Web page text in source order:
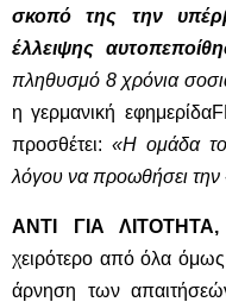
σκοπό της την
έλλειψης
πληθυσμό 8 χρόνια
η γερμανική
προσθέτει: «Η ομάδα
λόγου να προωθήσει την
ΑΝΤΙ ΓΙΑ
χειρότερο από όλα
άρνηση των